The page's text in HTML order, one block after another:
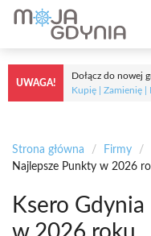
Przejdź
treści
UWAGA!
Dołącz do nowej
Kupię | Zamienię |
Strona główna / Firmy /
Najlepsze Punkty w 2026
Ksero